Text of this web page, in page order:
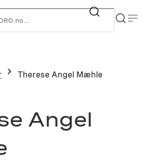
Therese Angel Mæhle
Angel